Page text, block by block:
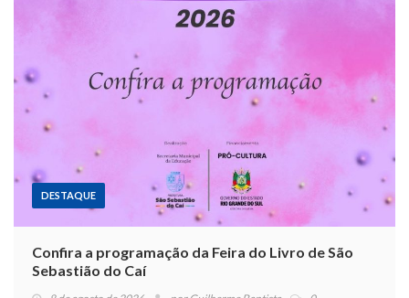
DESTAQUE
Confira a programação da Feira do Livro de São
Sebastião do Caí